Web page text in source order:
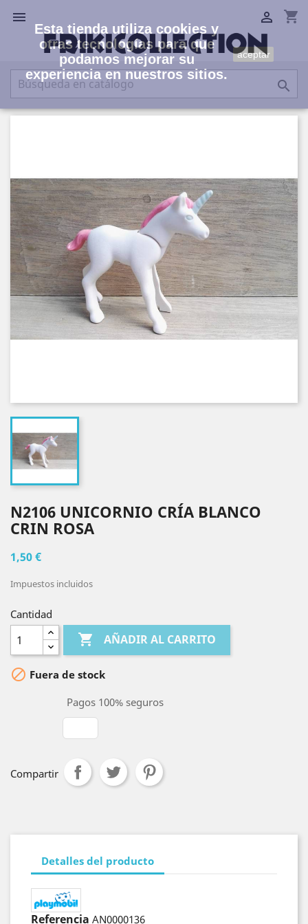
 shopping_cart


N2106 UNICORNIO CRÍA BLANCO
CRIN ROSA
1,50 €
Impuestos incluidos
Cantidad
 AÑADIR AL CARRITO
 Fuera de stock
Pagos 100% seguros
Compartir
Detalles del producto
Referencia AN0000136
Esta tienda utiliza cookies y
otras tecnologías para que
podamos mejorar su
experiencia en nuestros sitios.
aceptar